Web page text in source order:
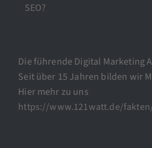
SEO?
Die führende Digital Marketing
Seit über 15 Jahren bilden wir
Hier mehr zu uns
https://www.121watt.de/